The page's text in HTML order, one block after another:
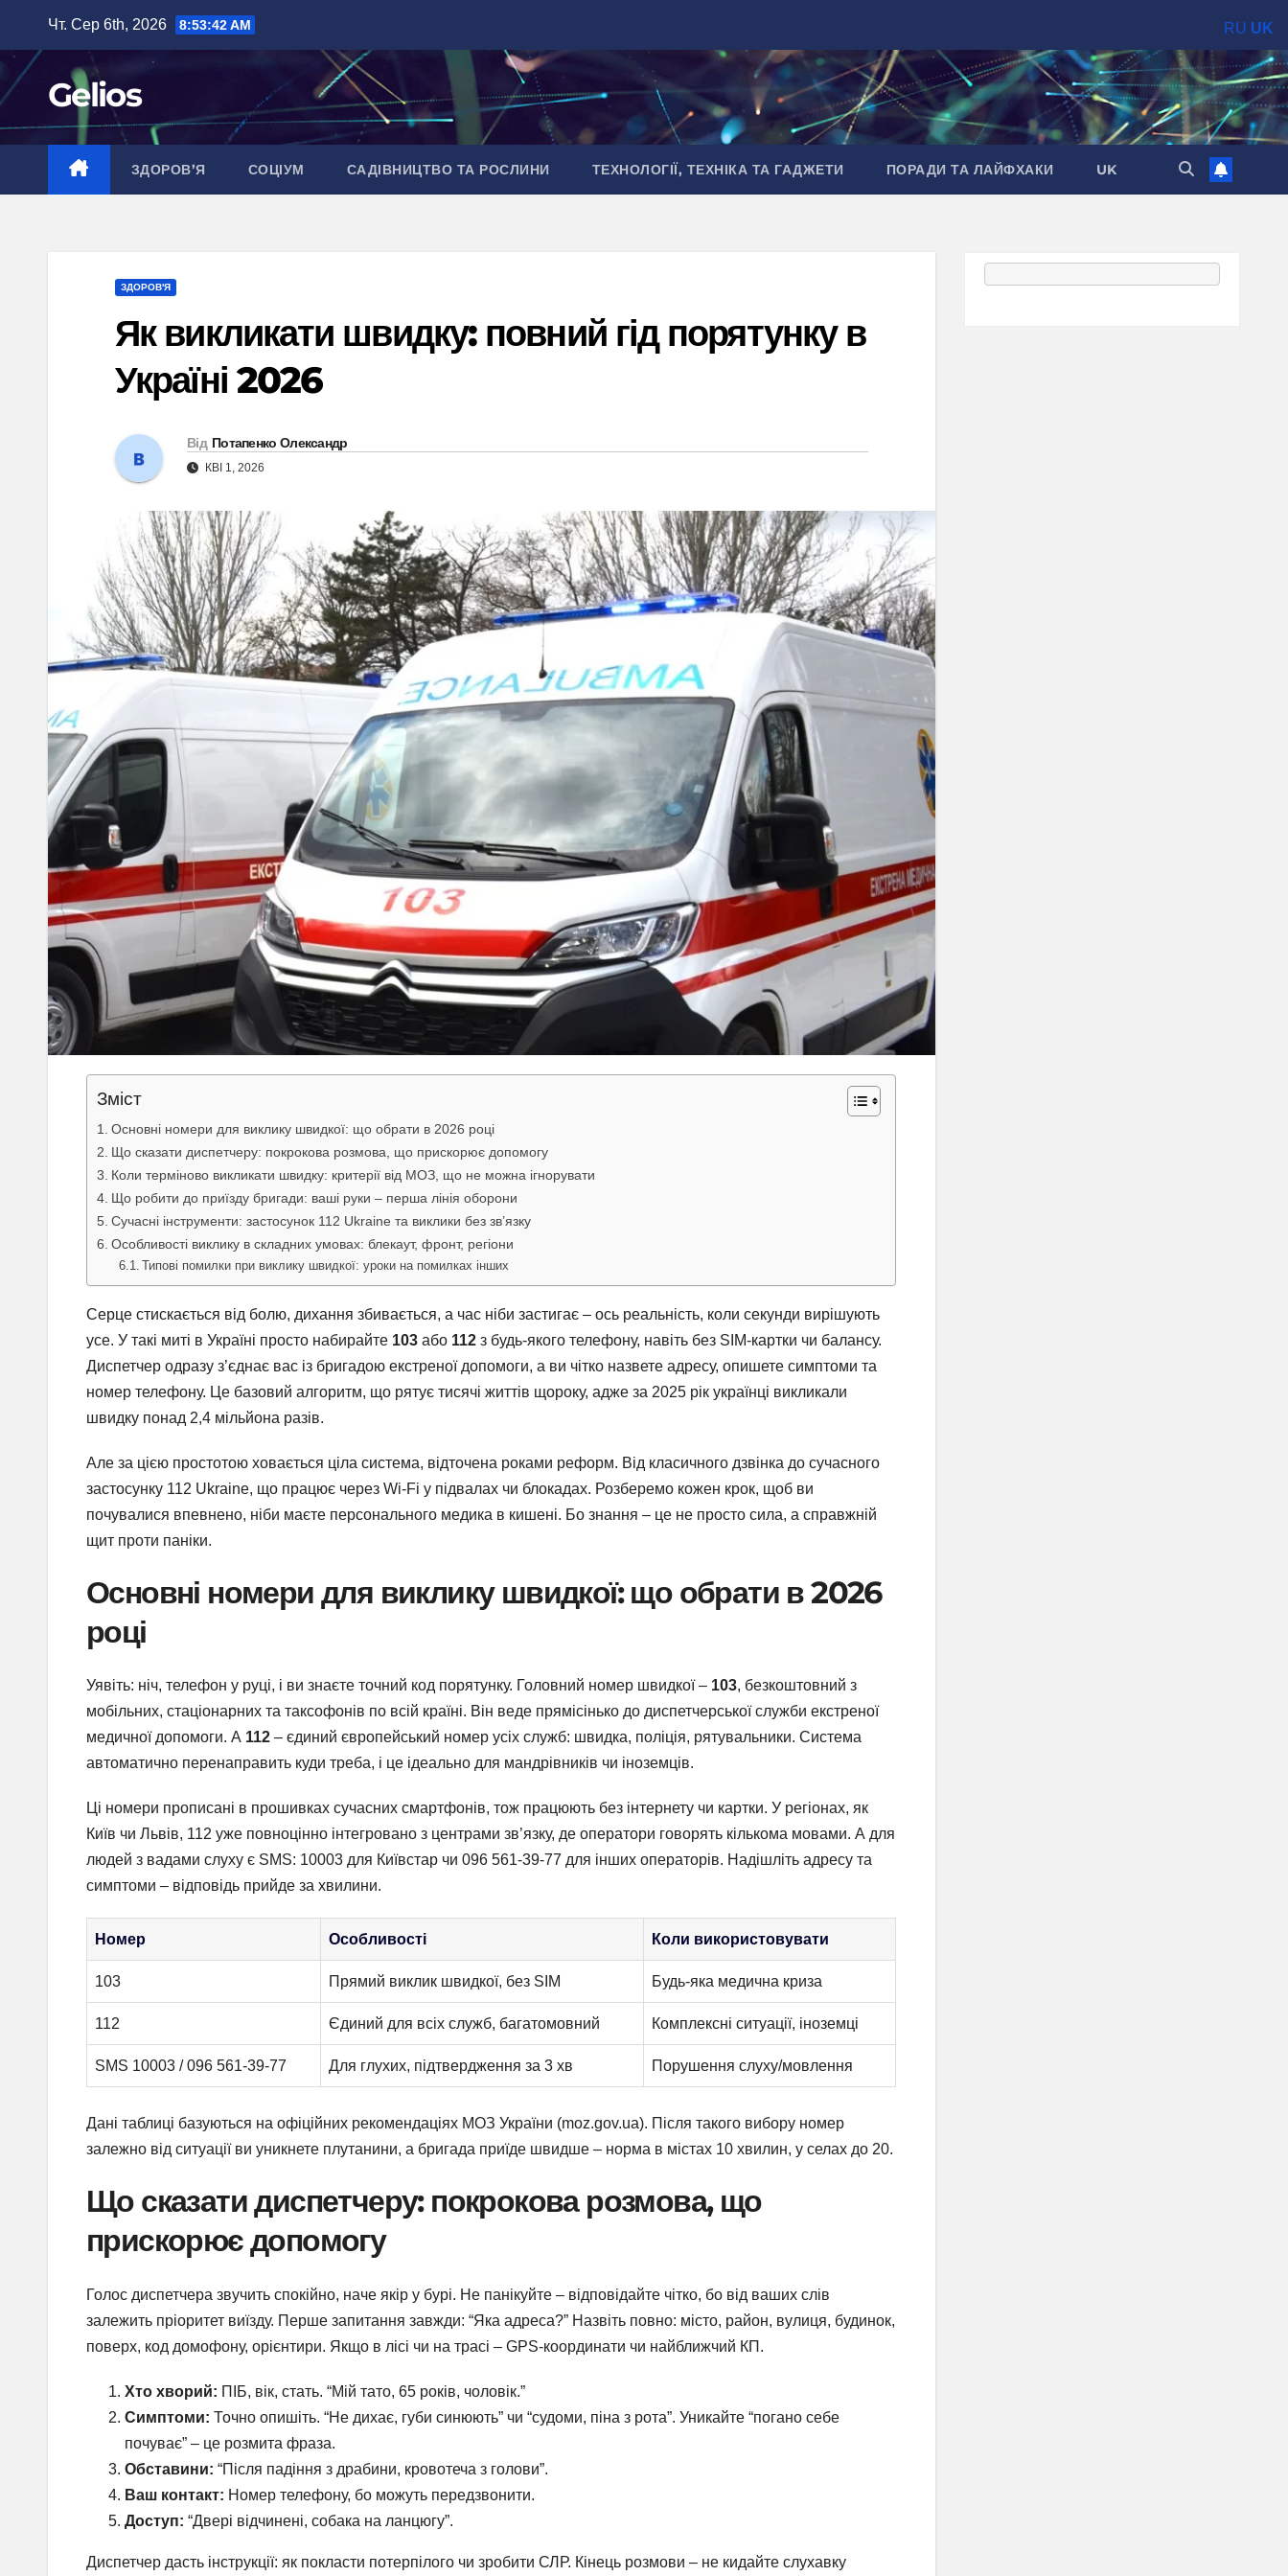
вмісту
Чт. Сер 6th, 2026 8:53:43 AM
Gelios
ЗДОРОВ’Я СОЦІУМ САДІВНИЦТВО ТА РОСЛИНИ ТЕХНОЛОГІЇ, ТЕХНІКА ТА ГАДЖЕТИ ПОРАДИ ТА ЛАЙФХАКИ UK
ЗДОРОВ'Я
Як викликати швидку: повний гід порятунку в
Україні 2026
Від Потапенко Олександр
КВІ 1, 2026
Зміст
Основні номери для виклику швидкої: що обрати в 2026 році
Що сказати диспетчеру: покрокова розмова, що прискорює допомогу
Коли терміново викликати швидку: критерії від МОЗ, що не можна ігнорувати
Що робити до приїзду бригади: ваші руки – перша лінія оборони
Сучасні інструменти: застосунок 112 Ukraine та виклики без зв’язку
Особливості виклику в складних умовах: блекаут, фронт, регіони
Типові помилки при виклику швидкої: уроки на помилках інших
Серце стискається від болю, дихання збивається, а час ніби застигає – ось реальність, коли секунди вирішують
усе. У такі миті в Україні просто набирайте 103 або 112 з будь-якого телефону, навіть без SIM-картки чи балансу.
Диспетчер одразу з’єднає вас із бригадою екстреної допомоги, а ви чітко назвете адресу, опишете симптоми та
номер телефону. Це базовий алгоритм, що рятує тисячі життів щороку, адже за 2025 рік українці викликали
швидку понад 2,4 мільйона разів.
Але за цією простотою ховається ціла система, відточена роками реформ. Від класичного дзвінка до сучасного
застосунку 112 Ukraine, що працює через Wi-Fi у підвалах чи блокадах. Розберемо кожен крок, щоб ви
почувалися впевнено, ніби маєте персонального медика в кишені. Бо знання – це не просто сила, а справжній
щит проти паніки.
Основні номери для виклику швидкої: що обрати в 2026
році
Уявіть: ніч, телефон у руці, і ви знаєте точний код порятунку. Головний номер швидкої – 103, безкоштовний з
мобільних, стаціонарних та таксофонів по всій країні. Він веде прямісінько до диспетчерської служби екстреної
медичної допомоги. А 112 – єдиний європейський номер усіх служб: швидка, поліція, рятувальники. Система
автоматично перенаправить куди треба, і це ідеально для мандрівників чи іноземців.
Ці номери прописані в прошивках сучасних смартфонів, тож працюють без інтернету чи картки. У регіонах, як
Київ чи Львів, 112 уже повноцінно інтегровано з центрами зв’язку, де оператори говорять кількома мовами. А для
людей з вадами слуху є SMS: 10003 для Київстар чи 096 561-39-77 для інших операторів. Надішліть адресу та
симптоми – відповідь прийде за хвилини.
Номер Особливості Коли використовувати
103 Прямий виклик швидкої, без SIM Будь-яка медична криза
112 Єдиний для всіх служб, багатомовний Комплексні ситуації, іноземці
SMS 10003 / 096 561-39-77 Для глухих, підтвердження за 3 хв Порушення слуху/мовлення
Дані таблиці базуються на офіційних рекомендаціях МОЗ України (moz.gov.ua). Після такого вибору номер
залежно від ситуації ви уникнете плутанини, а бригада приїде швидше – норма в містах 10 хвилин, у селах до 20.
Що сказати диспетчеру: покрокова розмова, що
прискорює допомогу
Голос диспетчера звучить спокійно, наче якір у бурі. Не панікуйте – відповідайте чітко, бо від ваших слів
залежить пріоритет виїзду. Перше запитання завжди: “Яка адреса?” Назвіть повно: місто, район, вулиця, будинок,
поверх, код домофону, орієнтири. Якщо в лісі чи на трасі – GPS-координати чи найближчий КП.
Хто хворий: ПІБ, вік, стать. “Мій тато, 65 років, чоловік.”
Симптоми: Точно опишіть. “Не дихає, губи синюють” чи “судоми, піна з рота”. Уникайте “погано себе
почуває” – це розмита фраза.
Обставини: “Після падіння з драбини, кровотеча з голови”.
Ваш контакт: Номер телефону, бо можуть передзвонити.
Доступ: “Двері відчинені, собака на ланцюгу”.
Диспетчер дасть інструкції: як покласти потерпілого чи зробити СЛР. Кінець розмови – не кидайте слухавку
RU UK